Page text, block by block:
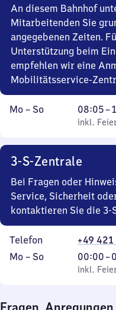
Uhr
45
An diesem Bahnhof
Mitarbeitenden Sie
angegebenen Zeiten.
Unterstützung beim
empfehlen wir eine
Mobilitätsservice-
Montag
Mo – So,
inkl. Feiertage
08:05–
Von
8
bis
18
Uhr
40
inkl.
3-S-Zentrale
Bei Fragen oder
Service, Sicherheit
kontaktieren Sie die 3-
Telefon
+49
Montag
Mo – So,
inkl. Feiertage
00:00–
Von
0
inkl.